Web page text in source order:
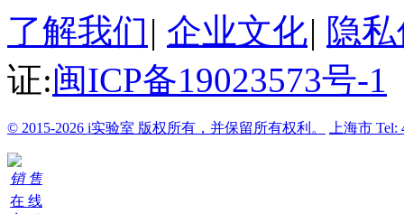
了解我们 | 企业文化| 隐
证:闽ICP备19023573号-1
© 2015-2026 i实验室 版权所有，并保留所有权利。 上海市 Tel:
销 售
在 线